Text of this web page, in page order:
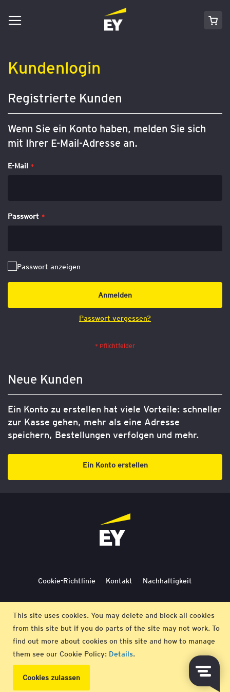
This site uses cookies. You may delete and block all cookies
from this site but if you do parts of the site may not work. To
find out more about cookies on this site and how to manage
them see our Cookie Policy: Details.
Cookies zulassen
Direkt
zum
Kundenlogin
Registrierte Kunden
Wenn Sie ein Konto haben, melden Sie sich
mit Ihrer E-Mail-Adresse an.
E-Mail
Passwort
Passwort anzeigen
Anmelden
Passwort vergessen?
Neue Kunden
Ein Konto zu erstellen hat viele Vorteile: schneller
zur Kasse gehen, mehr als eine Adresse
speichern, Bestellungen verfolgen und mehr.
Ein Konto erstellen
Cookie-Richtlinie Kontakt Nachhaltigkeit
Impressum
© EY 2026 |Datenschutz-Bestimmungen